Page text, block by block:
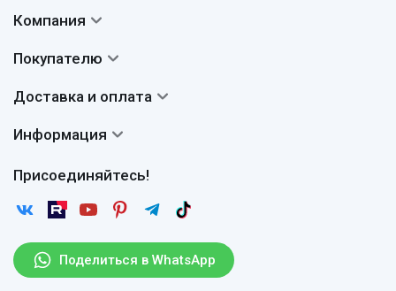
Поделиться в WhatsApp
Присоединяйтесь!
Компания
Авторы
Сертификаты
Покупателю
Вопросы и ответы
Отзывы
Статьи
Рассылка
Доставка и оплата
Доставка
Возврат
Информация
Пользовательское соглашение
Защита персональных данных
Правила продажи товаров (Постановление Правительства